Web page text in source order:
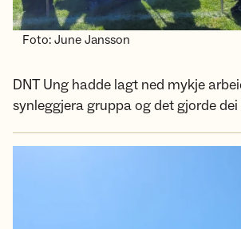
Foto: June Jansson
DNT Ung hadde lagt ned mykje
synleggjera gruppa og det gjorde